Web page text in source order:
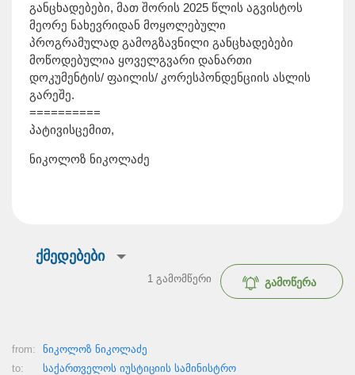
განცხადებები, მათ შორის 2025 წლის აგვისტოს
მეორე ნახევრიდან მოყოლებული
პროგრამულად გამოგზავნილი განცხადებები
მოწოდებულია ყოველგვარი დანართი
დოკუმენტის/ ფაილის/ კორესპონდენციის ასლის
გარეშე.
==========
პატივისცემით,
ნიკოლოზ ნიკოლაძე
ქმედებები
გამოწერა
1 გამომწერი
from:
ნიკოლოზ ნიკოლაძე
to:
საქართველოს იუსტიციის სამინისტრო